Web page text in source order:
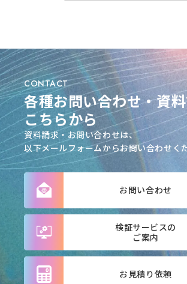
CONTACT
各種お問い合わせ・資
こちらから
資料請求・お問い合わせは、
以下メールフォームからお問い合わせく
お問い合わせ
検証サービスの
ご案内
お見積り依頼